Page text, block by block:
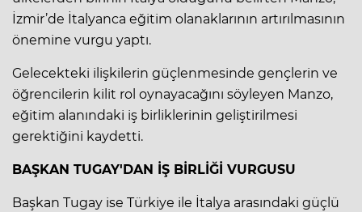
İzmir’de İtalyanca eğitim olanaklarının artırılmasının
önemine vurgu yaptı.
Gelecekteki ilişkilerin güçlenmesinde gençlerin ve
öğrencilerin kilit rol oynayacağını söyleyen Manzo,
eğitim alanındaki iş birliklerinin geliştirilmesi
gerektiğini kaydetti.
BAŞKAN TUGAY'DAN İŞ BİRLİĞİ VURGUSU
Başkan Tugay ise Türkiye ile İtalya arasındaki güçlü